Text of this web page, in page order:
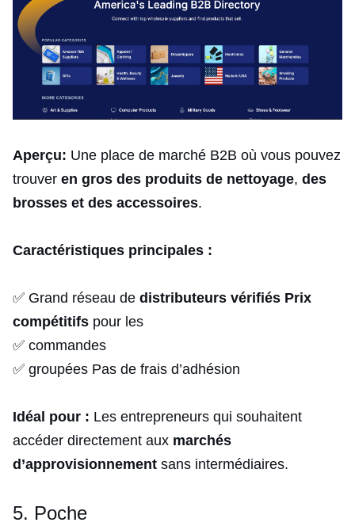
Aperçu: Une place de marché B2B où vous pouvez
trouver en gros des produits de nettoyage, des
brosses et des accessoires.
Caractéristiques principales :
✅ Grand réseau de distributeurs vérifiés Prix
compétitifs pour les
✅ commandes
✅ groupées Pas de frais d’adhésion
Idéal pour : Les entrepreneurs qui souhaitent
accéder directement aux marchés
d’approvisionnement sans intermédiaires.
5. Poche